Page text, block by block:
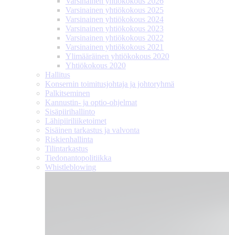
Varsinainen yhtiökokous 2025
Varsinainen yhtiökokous 2024
Varsinainen yhtiökokous 2023
Varsinainen yhtiökokous 2022
Varsinainen yhtiökokous 2021
Ylimääräinen yhtiökokous 2020
Yhtiökokous 2020
Hallitus
Konsernin toimitusjohtaja ja johtoryhmä
Palkitseminen
Kannustin- ja optio-ohjelmat
Sisäpiirihallinto
Lähipiiri­liiketoimet
Sisäinen tarkastus ja valvonta
Riskienhallinta
Tilintarkastus
Tiedonanto­politiikka
Whistleblowing